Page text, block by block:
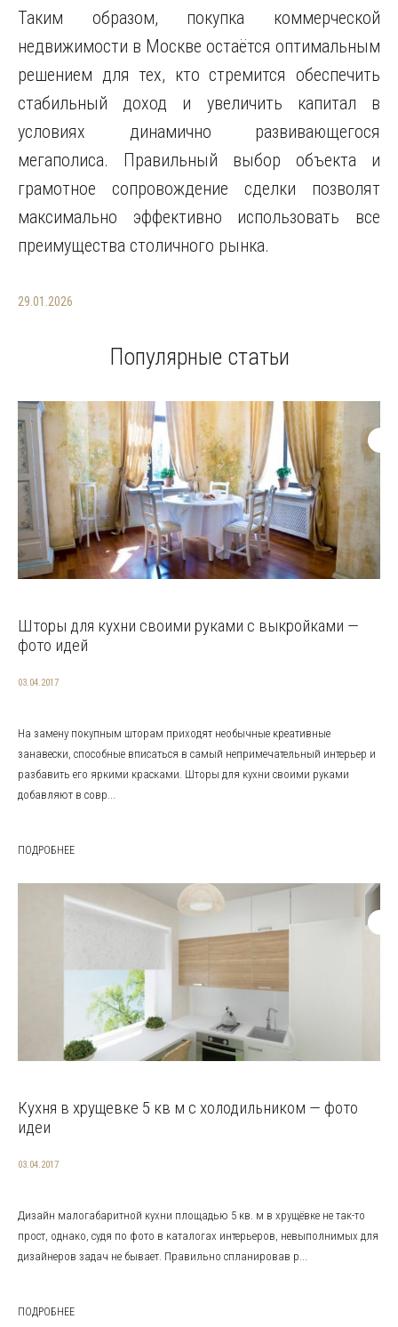
Таким образом, покупка коммерческой
недвижимости в Москве остаётся оптимальным
решением для тех, кто стремится обеспечить
стабильный доход и увеличить капитал в
условиях динамично развивающегося
мегаполиса. Правильный выбор объекта и
грамотное сопровождение сделки позволят
максимально эффективно использовать все
преимущества столичного рынка.
29.01.2026
Популярные статьи
Шторы для кухни своими руками с выкройками —
фото идей
03.04.2017
На замену покупным шторам приходят необычные креативные
занавески, способные вписаться в самый непримечательный интерьер и
разбавить его яркими красками. Шторы для кухни своими руками
добавляют в совр...
ПОДРОБНЕЕ
Кухня в хрущевке 5 кв м с холодильником — фото
идеи
03.04.2017
Дизайн малогабаритной кухни площадью 5 кв. м в хрущёвке не так-то
прост, однако, судя по фото в каталогах интерьеров, невыполнимых для
дизайнеров задач не бывает. Правильно спланировав р...
ПОДРОБНЕЕ